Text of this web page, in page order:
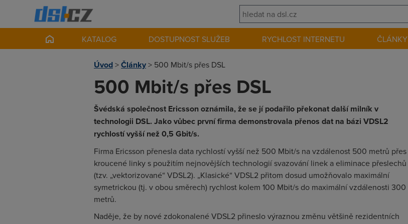
KATALOG DOSTUPNOST SLUŽEB RYCHLOST INTERNETU ČLÁNKY
Úvod>Články> 500 Mbit/s přes DSL
500 Mbit/s přes DSL
Švédská společnost Ericsson oznámila, že se jí podařilo překonat další milník v
technologii DSL. Jako vůbec první firma demonstrovala přenos dat na bázi VDSL2
rychlostí vyšší než 0,5 Gbit/s.
Firma Ericsson přenesla data rychlostí vyšší než 500 Mbit/s na vzdálenost 500 metrů přes
kroucené linky s použitím nejnovějších technologií svazování linek a eliminace přeslechů
(tzv. „vektorizované“ VDSL2). „Klasické“ VDSL2 přitom dosud umožňovalo maximální
symetrickou (tj. v obou směrech) rychlost kolem 100 Mbit/s do maximální vzdálenosti 300
metrů.
Naděje, že by nové zdokonalené VDSL2 přineslo výraznou změnu většině rezidentních